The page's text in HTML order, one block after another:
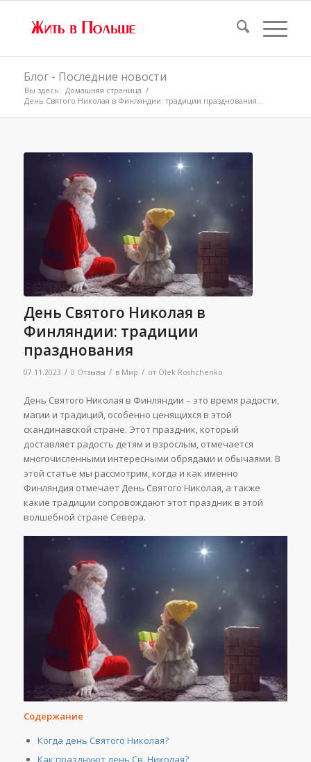
Блог - Последние новости
Вы здесь: Домашняя страница /
День Святого Николая в Финляндии: традиции празднования...
День Святого Николая в
Финляндии: традиции
празднования
07.11.2023 / 0 Отзывы / в Мир / от Olek Roshchenko
День Святого Николая в Финляндии – это время радости,
магии и традиций, особенно ценящихся в этой
скандинавской стране. Этот праздник, который
доставляет радость детям и взрослым, отмечается
многочисленными интересными обрядами и обычаями. В
этой статье мы рассмотрим, когда и как именно
Финляндия отмечает День Святого Николая, а также
какие традиции сопровождают этот праздник в этой
волшебной стране Севера.
Содержание
Когда день Святого Николая?
Как празднуют день Св. Николая?